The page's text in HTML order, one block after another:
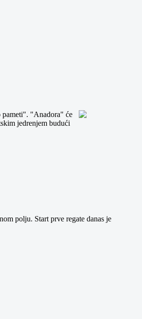
pameti". "Anadora" će
jedrenjem budući
polju. Start prve regate danas je